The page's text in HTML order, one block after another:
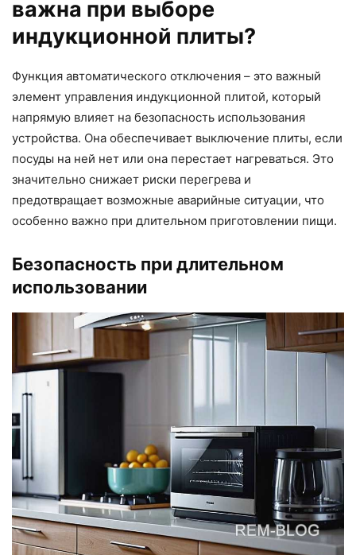
важна при выборе
индукционной плиты?
Функция автоматического отключения – это важный
элемент управления индукционной плитой, который
напрямую влияет на безопасность использования
устройства. Она обеспечивает выключение плиты, если
посуды на ней нет или она перестает нагреваться. Это
значительно снижает риски перегрева и
предотвращает возможные аварийные ситуации, что
особенно важно при длительном приготовлении пищи.
Безопасность при длительном
использовании